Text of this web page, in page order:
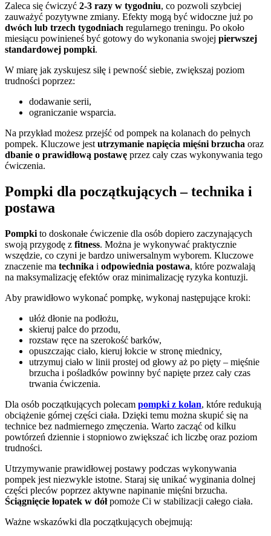
Zaleca się ćwiczyć 2-3 razy w tygodniu, co pozwoli szybciej
zauważyć pozytywne zmiany. Efekty mogą być widoczne już po
dwóch lub trzech tygodniach regularnego treningu. Po około
miesiącu powinieneś być gotowy do wykonania swojej pierwszej
standardowej pompki.
W miarę jak zyskujesz siłę i pewność siebie, zwiększaj poziom
trudności poprzez:
dodawanie serii,
ograniczanie wsparcia.
Na przykład możesz przejść od pompek na kolanach do pełnych
pompek. Kluczowe jest utrzymanie napięcia mięśni brzucha oraz
dbanie o prawidłową postawę przez cały czas wykonywania tego
ćwiczenia.
Pompki dla początkujących – technika i
postawa
Pompki to doskonałe ćwiczenie dla osób dopiero zaczynających
swoją przygodę z fitness. Można je wykonywać praktycznie
wszędzie, co czyni je bardzo uniwersalnym wyborem. Kluczowe
znaczenie ma technika i odpowiednia postawa, które pozwalają
na maksymalizację efektów oraz minimalizację ryzyka kontuzji.
Aby prawidłowo wykonać pompkę, wykonaj następujące kroki:
ułóż dłonie na podłożu,
skieruj palce do przodu,
rozstaw ręce na szerokość barków,
opuszczając ciało, kieruj łokcie w stronę miednicy,
utrzymuj ciało w linii prostej od głowy aż po pięty – mięśnie
brzucha i pośladków powinny być napięte przez cały czas
trwania ćwiczenia.
Dla osób początkujących polecam pompki z kolan, które redukują
obciążenie górnej części ciała. Dzięki temu można skupić się na
technice bez nadmiernego zmęczenia. Warto zacząć od kilku
powtórzeń dziennie i stopniowo zwiększać ich liczbę oraz poziom
trudności.
Utrzymywanie prawidłowej postawy podczas wykonywania
pompek jest niezwykle istotne. Staraj się unikać wyginania dolnej
części pleców poprzez aktywne napinanie mięśni brzucha.
Ściągnięcie łopatek w dółpomoże Ci w stabilizacji całego ciała.
Ważne wskazówki dla początkujących obejmują: